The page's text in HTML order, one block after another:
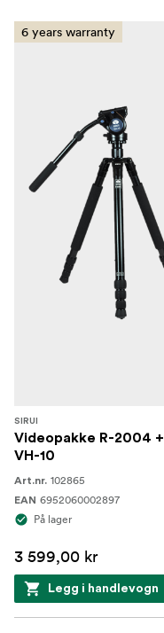
6 years warranty
SIRUI
Videopakke R-2004 +
VH-10
Art.nr. 102865
EAN 6952060002897
På lager
3 599,00 kr
Legg i handlevogn